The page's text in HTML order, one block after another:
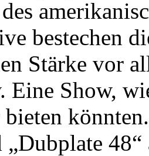
bestechen
Stärke vor
Eine Show,
„Dubplate 48“